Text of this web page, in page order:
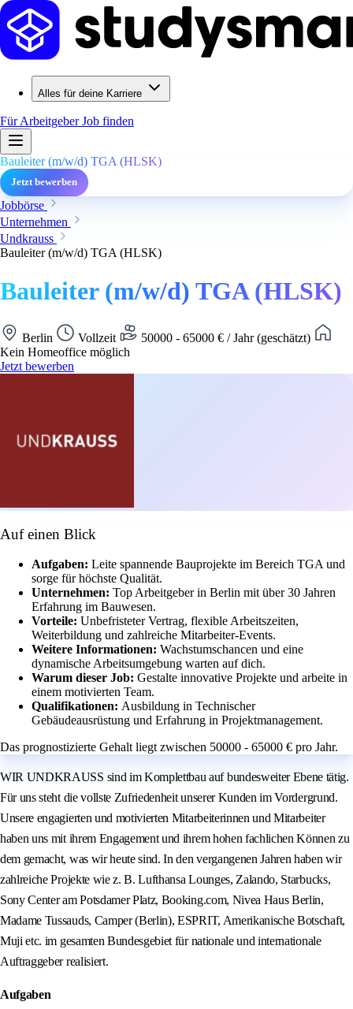
Alles für deine Karriere
Für ArbeitgeberJob finden
Bauleiter (m/w/d) TGA (HLSK)
Jetzt bewerben
Jobbörse
Unternehmen
Undkrauss
Bauleiter (m/w/d) TGA (HLSK)
Bauleiter (m/w/d) TGA (HLSK)
Berlin Vollzeit
50000 - 65000 € / Jahr (geschätzt)
Kein Homeoffice möglich
Jetzt bewerben
Auf einen Blick
Aufgaben: Leite spannende Bauprojekte im Bereich TGA und
sorge für höchste Qualität.
Unternehmen: Top Arbeitgeber in Berlin mit über 30 Jahren
Erfahrung im Bauwesen.
Vorteile: Unbefristeter Vertrag, flexible Arbeitszeiten,
Weiterbildung und zahlreiche Mitarbeiter-Events.
Weitere Informationen: Wachstumschancen und eine
dynamische Arbeitsumgebung warten auf dich.
Warum dieser Job: Gestalte innovative Projekte und arbeite in
einem motivierten Team.
Qualifikationen: Ausbildung in Technischer
Gebäudeausrüstung und Erfahrung in Projektmanagement.
Das prognostizierte Gehalt liegt zwischen 50000 - 65000 € pro Jahr.
WIR UNDKRAUSS sind im Komplettbau auf bundesweiter Ebene tätig.
Für uns steht die vollste Zufriedenheit unserer Kunden im Vordergrund.
Unsere engagierten und motivierten Mitarbeiterinnen und Mitarbeiter
haben uns mit ihrem Engagement und ihrem hohen fachlichen Können zu
dem gemacht, was wir heute sind. In den vergangenen Jahren haben wir
zahlreiche Projekte wie z. B. Lufthansa Lounges, Zalando, Starbucks,
Sony Center am Potsdamer Platz, Booking.com, Nivea Haus Berlin,
Madame Tussauds, Camper (Berlin), ESPRIT, Amerikanische Botschaft,
Muji etc. im gesamten Bundesgebiet für nationale und internationale
Auftraggeber realisiert.
Aufgaben